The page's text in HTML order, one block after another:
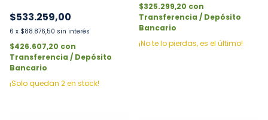
$533.259,00
6 x $88.876,50 sin interés
$426.607,20 con
Transferencia / Depósito
Bancario
¡Solo quedan 2en stock!
$325.299,20 con
Transferencia / Depósito
Bancario
¡No te lo pierdas, es el último!